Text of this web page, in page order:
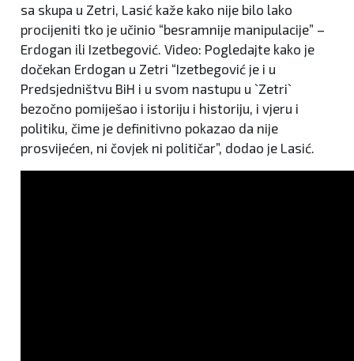
sa skupa u Zetri, Lasić kaže kako nije bilo lako
procijeniti tko je učinio “besramnije manipulacije” –
Erdogan ili Izetbegović. Video: Pogledajte kako je
dočekan Erdogan u Zetri “Izetbegović je i u
Predsjedništvu BiH i u svom nastupu u `Zetri`
bezočno pomiješao i istoriju i historiju, i vjeru i
politiku, čime je definitivno pokazao da nije
prosvijećen, ni čovjek ni političar”, dodao je Lasić.